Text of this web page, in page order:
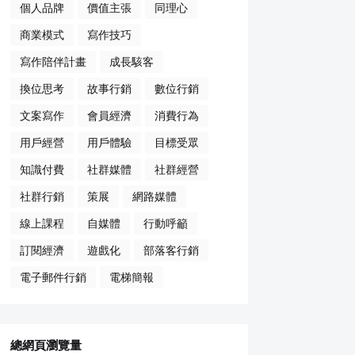
個人品牌 價值主張 同理心
商業模式 寫作技巧
寫作陪伴計畫 成長駭客
換位思考 故事行銷 數位行銷
文案寫作 會員經濟 消費行為
用戶經營 用戶體驗 目標受眾
知識付費 社群媒體 社群經營
社群行銷 策展 網路媒體
線上課程 自媒體 行動呼籲
訂閱經濟 遊戲化 部落客行銷
電子郵件行銷 電梯簡報
總網頁瀏覽量